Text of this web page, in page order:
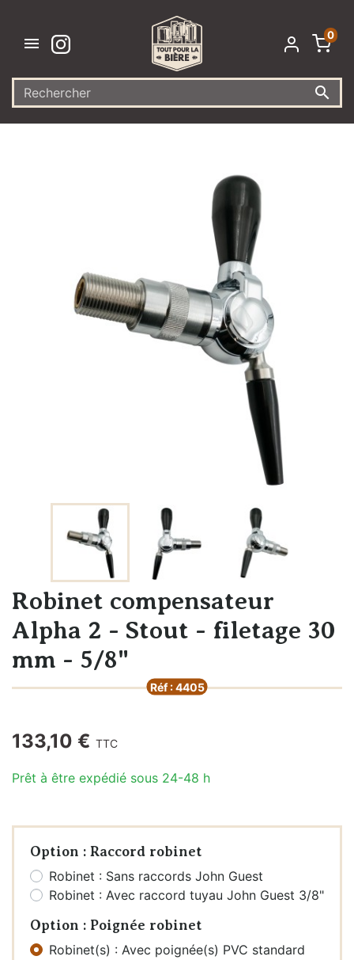


0
Robinet compensateur
Alpha 2 - Stout - filetage 30
mm - 5/8"
Réf : 4405
133,10 € TTC
Prêt à être expédié sous 24-48 h
Option : Raccord robinet
Robinet : Sans raccords John Guest
Robinet : Avec raccord tuyau John Guest 3/8"
Option : Poignée robinet
Robinet(s) : Avec poignée(s) PVC standard